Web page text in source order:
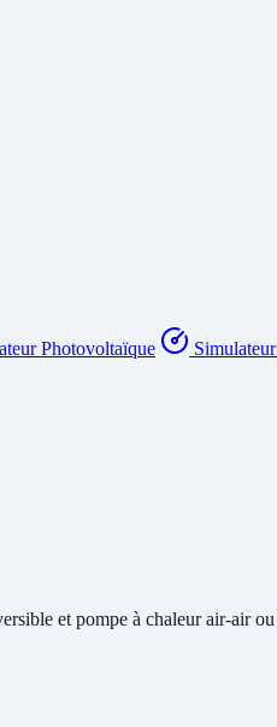
Photovoltaïque
et pompe à chaleur air-air